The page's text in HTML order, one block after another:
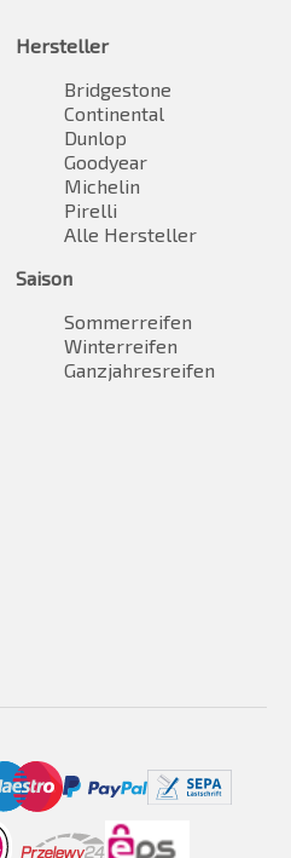
Hersteller
Bridgestone
Continental
Dunlop
Goodyear
Michelin
Pirelli
Alle Hersteller
Saison
Sommerreifen
Winterreifen
Ganzjahresreifen